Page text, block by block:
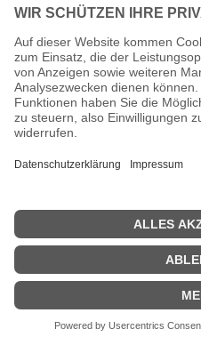
Sowjetische Zone 1947 – In
die letztendlich 80.000 kg Grieß
28. August
Bayern 1947 – In Bayern war ein
geworden. Es beinhaltete eine
um 60 Prozent wegen des großen
29. August
in der Bizone war überprüft
der Demontagen kommen.
Sowjetunion/Europa 1947 – Die
Friedensverträge mit den
Deutschland verbündeten
Obersten Sowjets ratifiziert
29. August
UNESCO 1947 – Neues